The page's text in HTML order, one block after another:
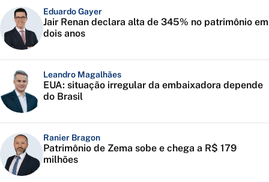
Eduardo Gayer
Jair Renan declara alta de 345% no patrimônio em
dois anos
Leandro Magalhães
EUA: situação irregular da embaixadora depende
do Brasil
Ranier Bragon
Patrimônio de Zema sobe e chega a R$ 179
milhões